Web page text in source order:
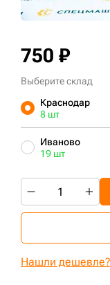
750 ₽
Выберите склад
Краснодар
8 шт
Иваново
19 шт
Нашли